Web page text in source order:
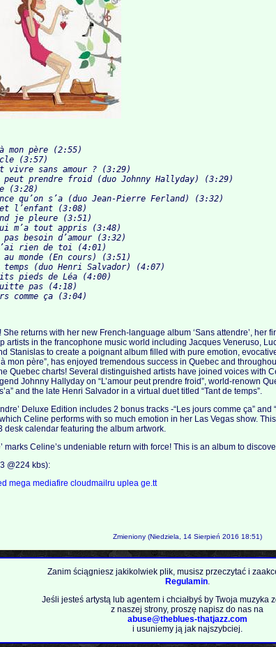
mon père (2:55)
(3:57)
vivre sans amour ? (3:29)
peut prendre froid (duo Johnny Hallyday) (3:29)
(3:28)
qu’on s’a (duo Jean-Pierre Ferland) (3:32)
l’enfant (3:08)
je pleure (3:51)
m’a tout appris (3:48)
besoin d’amour (3:32)
rien de toi (4:01)
monde (En cours) (3:51)
(duo Henri Salvador) (4:07)
pieds de Léa (4:00)
pas (4:18)
She returns with her new French-language album ‘Sans attendre’, her
artists in the francophone music world including Jacques Veneruso,
Stanislas to create a poignant album filled with pure emotion,
mon père”, has enjoyed tremendous success in Quebec and
Quebec charts! Several distinguished artists have joined voices with
Johnny Hallyday on “L’amour peut prendre froid”, world-renown
and the late Henri Salvador in a virtual duet titled “Tant de temps”.
Deluxe Edition includes 2 bonus tracks -“Les jours comme ça” and
Celine performs with so much emotion in her Las Vegas show.
desk calendar featuring the album artwork.
marks Celine’s undeniable return with force! This is an album to
@224 kbs):
megamediafire cloudmailruupleage.tt
Zmieniony (Niedziela, 14 Sierpień 2016 18:51)
Zanim ściągniesz jakikolwiek plik, musisz przeczytać i
Regulamin.
Jeśli jesteś artystą lub agentem i chciałbyś by Twoja muzyka
z naszej strony, proszę napisz do nas na
abuse@theblues-thatjazz.com
i usuniemy ją jak najszybciej.